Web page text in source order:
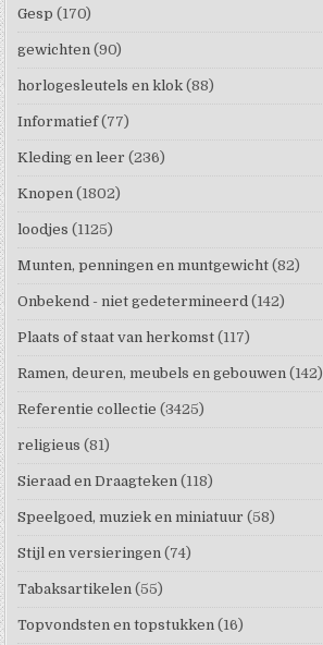
Gesp (170)
gewichten (90)
horlogesleutels en klok (88)
Informatief (77)
Kleding en leer (236)
Knopen (1802)
loodjes (1125)
Munten, penningen en muntgewicht (82)
Onbekend - niet gedetermineerd (142)
Plaats of staat van herkomst (117)
Ramen, deuren, meubels en gebouwen (142)
Referentie collectie (3425)
religieus (81)
Sieraad en Draagteken (118)
Speelgoed, muziek en miniatuur (58)
Stijl en versieringen (74)
Tabaksartikelen (55)
Topvondsten en topstukken (16)